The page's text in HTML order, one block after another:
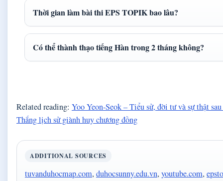
Thời gian làm bài thi EPS TOPIK bao lâu?
Có thể thành thạo tiếng Hàn trong 2 tháng không?
Related reading: Yoo Yeon-Seok – Tiểu sử, đời tư và sự thật
Thắng lịch sử giành huy chương đồng
ADDITIONAL SOURCES
tuvanduhocmap.com, duhocsunny.edu.vn, youtube.com,